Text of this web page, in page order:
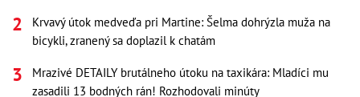
Krvavý útok medveďa pri Martine: Šelma dohrýzla muža na
bicykli, zranený sa doplazil k chatám
Mrazivé DETAILY brutálneho útoku na taxikára: Mladíci mu
zasadili 13 bodných rán! Rozhodovali minúty